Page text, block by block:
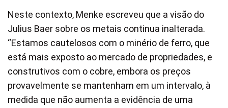
Neste contexto, Menke escreveu que a visão do
Julius Baer sobre os metais continua inalterada.
“Estamos cautelosos com o minério de ferro, que
está mais exposto ao mercado de propriedades, e
construtivos com o cobre, embora os preços
provavelmente se mantenham em um intervalo, à
medida que não aumenta a evidência de uma